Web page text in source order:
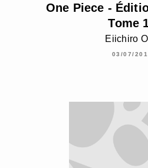
One Piece -
Tome
Eiichiro
03/07/